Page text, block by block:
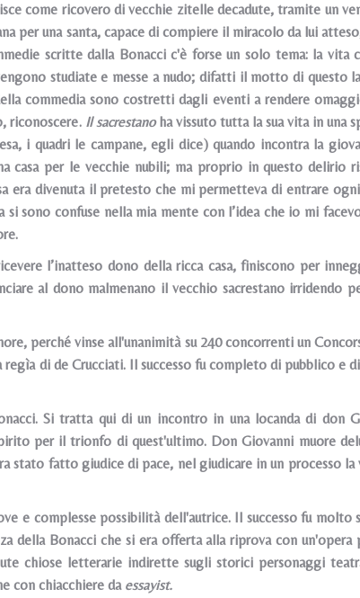
come ricovero di vecchie zitelle decadute, tramite un
per una santa, capace di compiere il miracolo da lui
scritte dalla Bonacci c'è forse un solo tema: la vita
studiate e messe a nudo; difatti il motto di questo
commedia sono costretti dagli eventi a rendere
riconoscere. Il sacrestanoha vissuto tutta la sua vita in una
i quadri le campane, egli dice) quando incontra la
casa per le vecchie nubili; ma proprio in questo delirio
era divenuta il pretesto che mi permetteva di entrare
sono confuse nella mia mente con l’idea che io mi
l’inatteso dono della ricca casa, finiscono per
al dono malmenano il vecchio sacrestano irridendo
perché vinse all'unanimità su 240 concorrenti un
di de Crucciati. Il successo fu completo di pubblico e
Si tratta qui di un incontro in una locanda di don
per il trionfo di quest'ultimo. Don Giovanni muore
stato fatto giudice di pace, nel giudicare in un processo la
e complesse possibilità dell'autrice. Il successo fu molto
della Bonacci che si era offerta alla riprova con un'opera
chiose letterarie indirette sugli storici personaggi
con chiacchiere da essayist.